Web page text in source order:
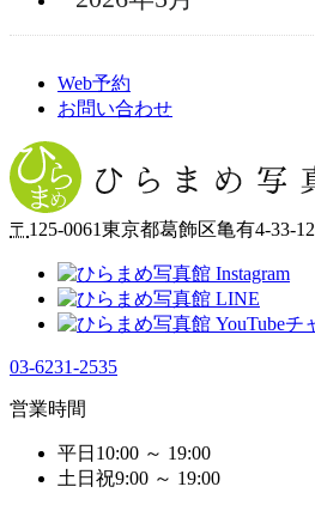
Web予約
お問い合わせ
〒 125-0061東京都葛飾区亀有4-33-12
03-6231-2535
営業時間
平日 10:00 ～ 19:00
土日祝9:00 ～ 19:00